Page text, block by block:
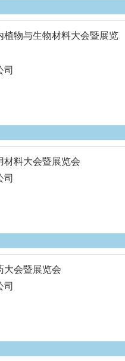
植物与生物材料大会暨展览
司
材料大会暨展览会
司
大会暨展览会
司